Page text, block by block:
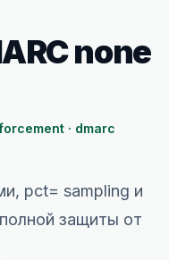
none
· dmarc
pct= sampling и
защиты от